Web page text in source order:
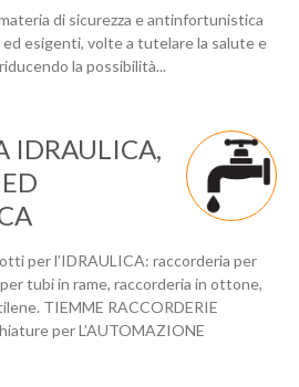
di sicurezza e antinfortunistica
esigenti, volte a tutelare la salute e
la possibilità...
IDRAULICA,
per l’IDRAULICA: raccorderia per
tubi in rame, raccorderia in ottone,
TIEMME RACCORDERIE
per L’AUTOMAZIONE